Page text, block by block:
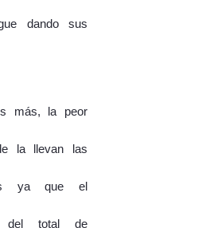
dando sus
más, la peor
la llevan las
ya que el
del total de